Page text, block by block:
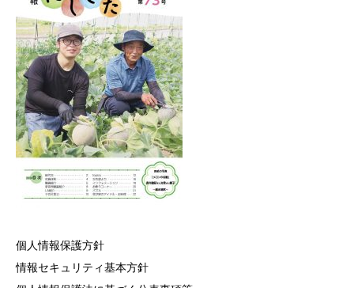
個人情報保護方針
情報セキュリティ基本方針